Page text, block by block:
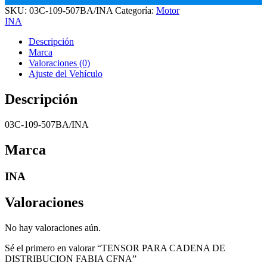
SKU: 03C-109-507BA/INA Categoría: Motor
INA
Descripción
Marca
Valoraciones (0)
Ajuste del Vehículo
Descripción
03C-109-507BA/INA
Marca
INA
Valoraciones
No hay valoraciones aún.
Sé el primero en valorar “TENSOR PARA CADENA DE
DISTRIBUCION FABIA CFNA”